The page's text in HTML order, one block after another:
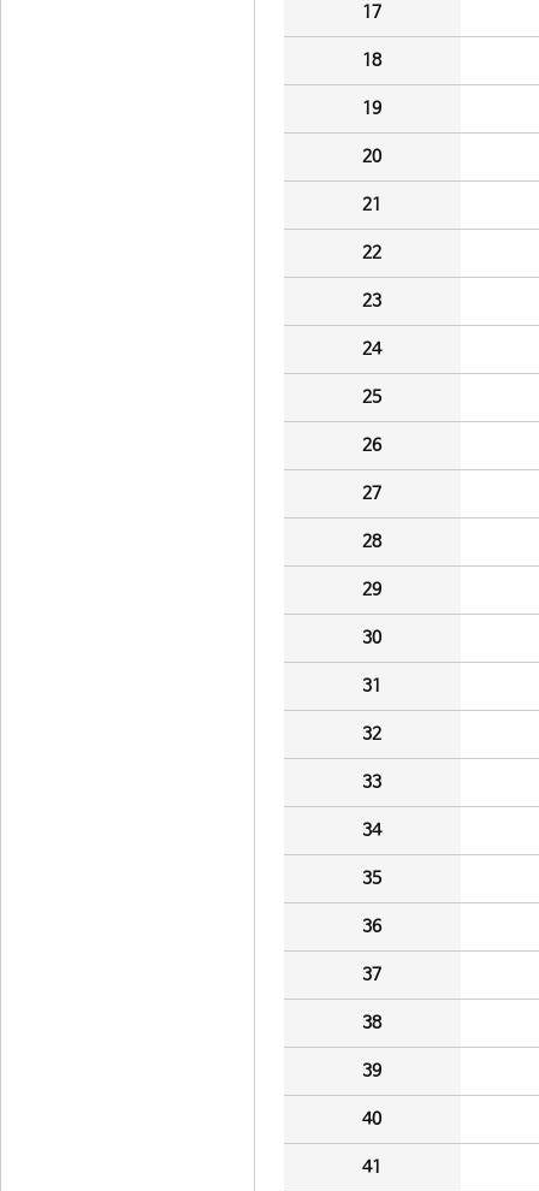
17
18
19
20
21
22
23
24
25
26
27
28
29
30
31
32
33
34
35
36
37
38
39
40
41